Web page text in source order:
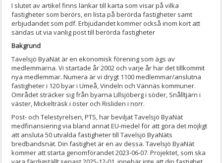
I slutet av artikel finns länkar till karta som visar på vilka
fastigheter som berörs, en lista på berörda fastigheter samt
erbjudandet som pdf. Erbjudandet kommer också inom kort att
sändas ut via vanlig post till berörda fastigheter
Bakgrund
Tavelsjö ByaNät är en ekonomisk förening som ägs av
medlemmarna. Vi startade år 2002 och varje år har det tillkommit
nya medlemmar. Numera är vi drygt 1100 medlemmar/anslutna
fastigheter i 120 byar i Umeå, Vindeln och Vännäs kommuner.
Området sträcker sig från byarna Lillsjöberg i söder, Snålltjärn i
väster, Mickelträsk i öster och Risliden i norr.
Post- och Telestyrelsen, PTS, har beviljat Tavelsjö ByaNät
medfinansiering via bland annat EU-medel för att göra det möjligt
att ansluta 50 utvalda fastigheter till Tavelsjö ByaNäts
bredbandsnät. Din fastighet är en av dessa. Tavelsjö ByaNät
kommer att starta genomförandet 2023-06-07. Projektet, som ska